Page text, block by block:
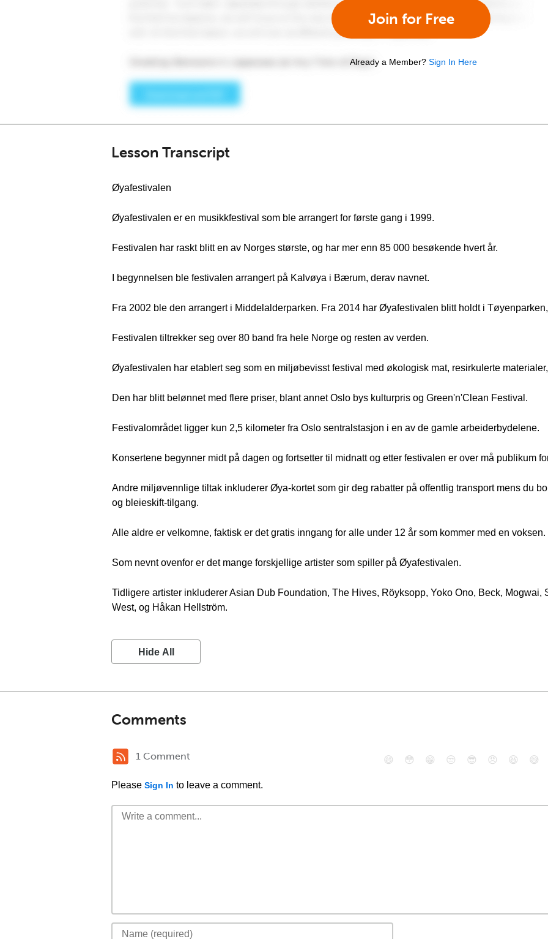
Join for Free
Already a Member? Sign In Here
Lesson Transcript
Øyafestivalen
Øyafestivalen er en musikkfestival som ble arrangert for første gang i 1999.
Festivalen har raskt blitt en av Norges største, og har mer enn 85 000 besøkende hvert år.
I begynnelsen ble festivalen arrangert på Kalvøya i Bærum, derav navnet.
Fra 2002 ble den arrangert i Middelalderparken. Fra 2014 har Øyafestivalen blitt holdt i
Festivalen tiltrekker seg over 80 band fra hele Norge og resten av verden.
Øyafestivalen har etablert seg som en miljøbevisst festival med økologisk mat, resirkulerte
Den har blitt belønnet med flere priser, blant annet Oslo bys kulturpris og Green'n'Clean Festival.
Festivalområdet ligger kun 2,5 kilometer fra Oslo sentralstasjon i en av de gamle arbeiderbydelene.
Konsertene begynner midt på dagen og fortsetter til midnatt og etter festivalen er over må publikum
Andre miljøvennlige tiltak inkluderer Øya-kortet som gir deg rabatter på offentlig transport mens du
og bleieskift-tilgang.
Alle aldre er velkomne, faktisk er det gratis inngang for alle under 12 år som kommer med en voksen.
Som nevnt ovenfor er det mange forskjellige artister som spiller på Øyafestivalen.
Tidligere artister inkluderer Asian Dub Foundation, The Hives, Röyksopp, Yoko Ono, Beck, Mogwai,
West, og Håkan Hellström.
Hide All
Comments
1 Comment
Please Sign In to leave a comment.
😄 😳 😁 😒 😎 😠 😆 😅